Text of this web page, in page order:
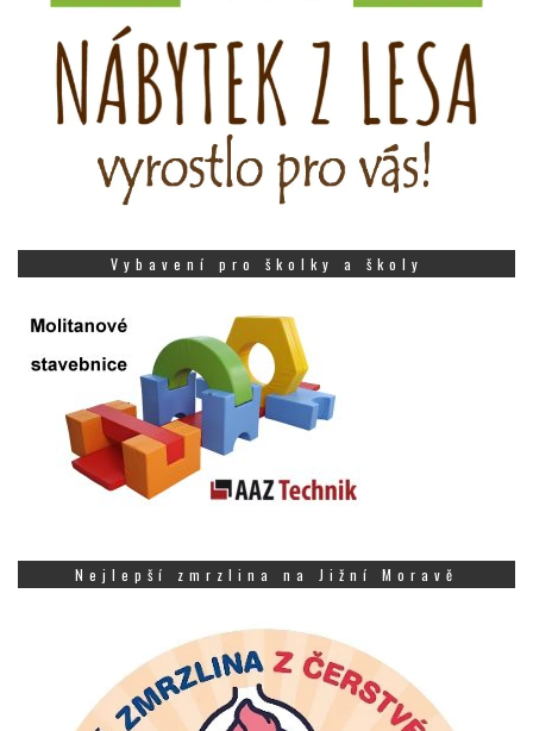
Vybavení pro školky a školy
Nejlepší zmrzlina na Jižní Moravě